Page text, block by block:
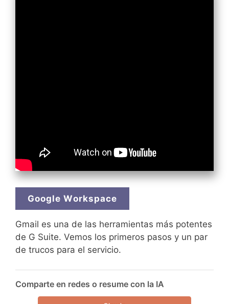
Google Workspace
Gmail es una de las herramientas más potentes
de G Suite. Vemos los primeros pasos y un par
de trucos para el servicio.
Comparte en redes o resume con la IA